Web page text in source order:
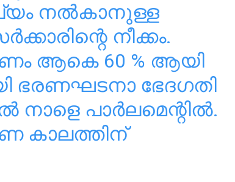
നൽകാനുള്ള
നീക്കം.
ആകെ 60 % ആയി
ഭരണഘടനാ ഭേദഗതി
പാർലമെന്റിൽ.
കാലത്തിന്